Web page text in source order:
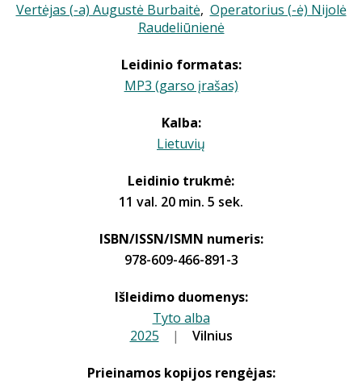
Vertėjas (-a) Augustė Burbaitė, Operatorius (-ė) Nijolė
Raudeliūnienė
Leidinio formatas:
MP3 (garso įrašas)
Kalba:
Lietuvių
Leidinio trukmė:
11 val. 20 min. 5 sek.
ISBN/ISSN/ISMN numeris:
978-609-466-891-3
Išleidimo duomenys:
Tyto alba
2025 | Vilnius
Prieinamos kopijos rengėjas: